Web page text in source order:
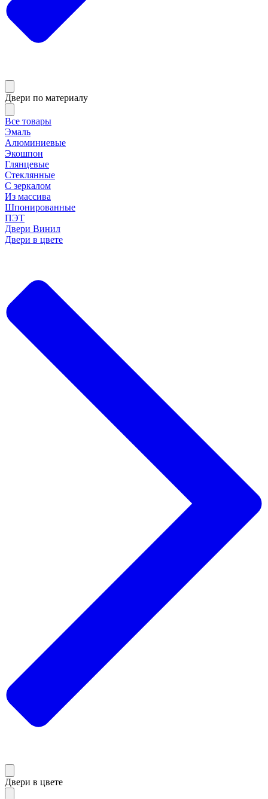
Двери по материалу
Все товары
Эмаль
Алюминиевые
Экошпон
Глянцевые
Стеклянные
С зеркалом
Из массива
Шпонированные
ПЭТ
Двери Винил
Двери в цвете
Двери в цвете